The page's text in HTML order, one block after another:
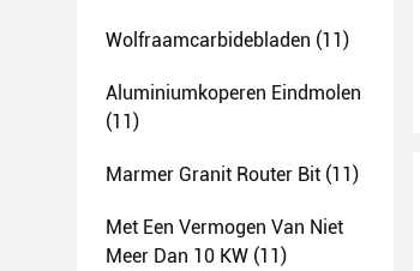
Wolfraamcarbidebladen (11)
Aluminiumkoperen Eindmolen
(11)
Marmer Granit Router Bit (11)
Met Een Vermogen Van Niet
Meer Dan 10 KW (11)